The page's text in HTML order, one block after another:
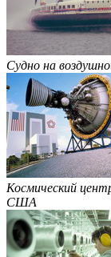
Судно на
Космический
США